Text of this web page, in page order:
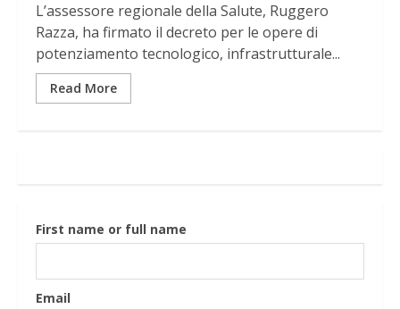
L’assessore regionale della Salute, Ruggero
Razza, ha firmato il decreto per le opere di
potenziamento tecnologico, infrastrutturale...
Read More
First name or full name
Email